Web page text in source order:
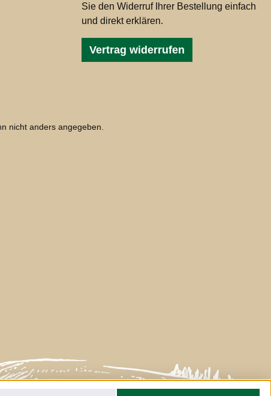
Sie den Widerruf Ihrer Bestellung einfach
und direkt erklären.
Vertrag widerrufen
nicht anders angegeben.